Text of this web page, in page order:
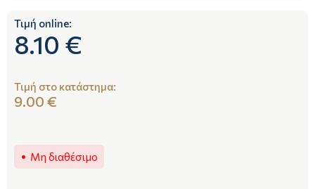
Τιμή online:
8.10 €
Τιμή στο κατάστημα:
9.00 €
Μη διαθέσιμο